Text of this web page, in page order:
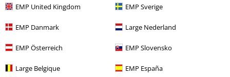
EMP United Kingdom EMP Sverige
EMP Danmark Large Nederland
EMP Österreich EMP Slovensko
Large Belgique EMP España
Über EMP